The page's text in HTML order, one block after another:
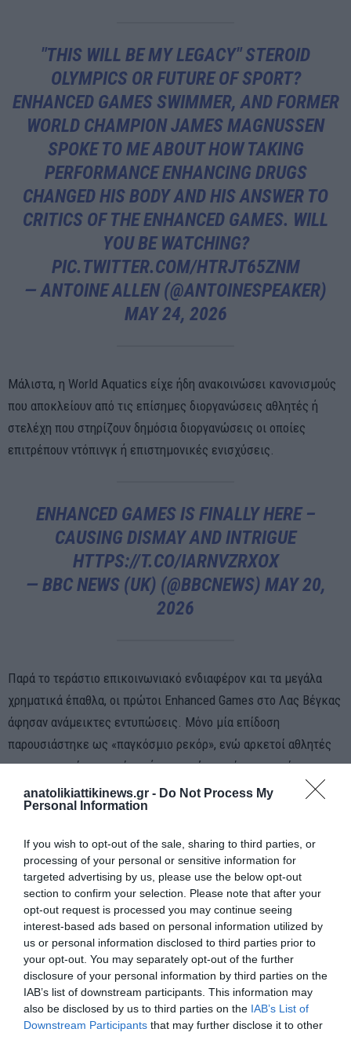
anatolikiattikinews.gr - Do Not Process My
Personal Information
If you wish to opt-out of the sale, sharing to third parties, or
processing of your personal or sensitive information for
targeted advertising by us, please use the below opt-out
section to confirm your selection. Please note that after your
opt-out request is processed you may continue seeing
interest-based ads based on personal information utilized by
us or personal information disclosed to third parties prior to
your opt-out. You may separately opt-out of the further
disclosure of your personal information by third parties on the
IAB’s list of downstream participants. This information may
also be disclosed by us to third parties on the IAB’s List of
Downstream Participants that may further disclose it to other
"THIS WILL BE MY LEGACY" STEROID
OLYMPICS OR FUTURE OF SPORT?
ENHANCED GAMES SWIMMER, AND FORMER
WORLD CHAMPION JAMES MAGNUSSEN
SPOKE TO ME ABOUT HOW TAKING
PERFORMANCE ENHANCING DRUGS
CHANGED HIS BODY AND HIS ANSWER TO
CRITICS OF THE ENHANCED GAMES. WILL
YOU BE WATCHING?
PIC.TWITTER.COM/HTRJT65ZNM
— ANTOINE ALLEN (@ANTOINESPEAKER)
MAY 24, 2026
Μάλιστα, η World Aquatics είχε ήδη ανακοινώσει κανονισμούς
που αποκλείουν από τις επίσημες διοργανώσεις αθλητές ή
στελέχη που στηρίζουν δημόσια διοργανώσεις οι οποίες
επιτρέπουν ντόπινγκ ή επιστημονικές ενισχύσεις.
ENHANCED GAMES IS FINALLY HERE –
CAUSING DISMAY AND INTRIGUE
HTTPS://T.CO/IARNVZRXOX
— BBC NEWS (UK) (@BBCNEWS) MAY 20,
2026
Παρά το τεράστιο επικοινωνιακό ενδιαφέρον και τα μεγάλα
χρηματικά έπαθλα, οι πρώτοι Enhanced Games στο Λας Βέγκας
άφησαν ανάμεικτες εντυπώσεις. Μόνο μία επίδοση
παρουσιάστηκε ως «παγκόσμιο ρεκόρ», ενώ αρκετοί αθλητές
που συμμετείχαν χωρίς χρήση ουσιών κατάφεραν επίσης να
κερδίσουν αγωνίσματα, προκαλώντας ακόμη μεγαλύτερη
συζήτηση γύρω από το πραγματικό όφελος των ενισχυτικών
WATCH THE ENHANCED GAMES LIVE:
HTTPS://T.CO/ZRVVFVP1JG
— ENHANCED GAMES (@ENHANCED_GAMES)
MAY 24, 2026
Το ερώτημα πλέον δεν αφορά μόνο τον